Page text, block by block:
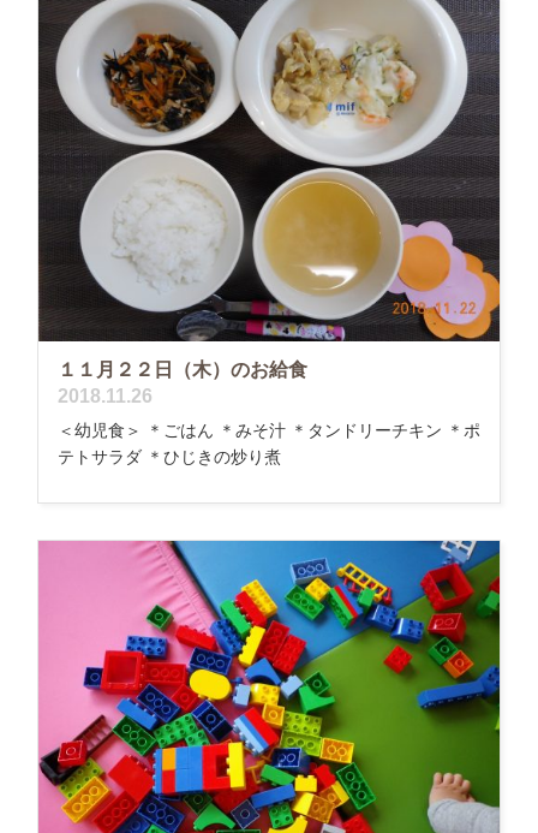
１１月２２日（木）のお給食
2018.11.26
＜幼児食＞ ＊ごはん ＊みそ汁 ＊タンドリーチキン ＊ポ
テトサラダ ＊ひじきの炒り煮